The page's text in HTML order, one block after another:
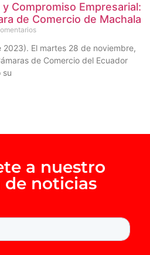
Compromiso Empresarial:
de Comercio de Machala
El martes 28 de noviembre,
de Comercio del Ecuador
su
a nuestro
noticias